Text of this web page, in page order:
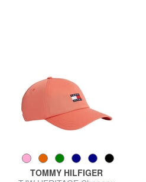
TOMMY HILFIGER